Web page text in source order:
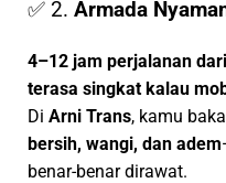
✅ 2. Armada
4–12 jam perjalanan
terasa singkat kalau
Di Arni Trans, kamu
bersih, wangi, dan adem
benar-benar dirawat.